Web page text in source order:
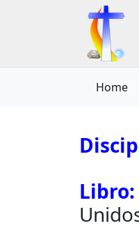
Home
Libro: